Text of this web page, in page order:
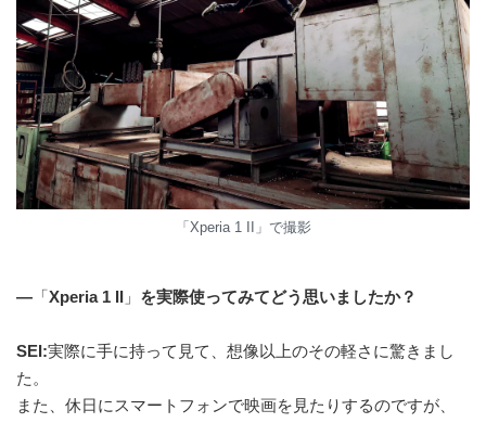
「Xperia 1 II」で撮影
— 「 Xperia 1 II 」 を実際使ってみてどう思いましたか？
SEI:実際に手に持って見て、想像以上のその軽さに驚きまし
た。
また、休日にスマートフォンで映画を見たりするのですが、